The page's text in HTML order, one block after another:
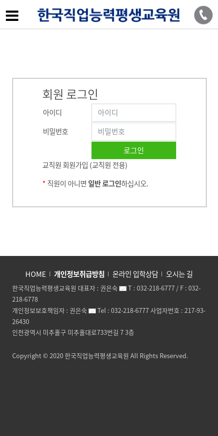
회원 로그인
아이디
비밀번호
교직원 회원가입 (교직원 전용)
* 직원이 아니면 일반 로그인하십시오.
HOME 개인정보취급방침 온라인 입학상담 오시는 길
한국직업능력평생교육원 대표자 : 권은숙 T : 032-218-6777 / F : 032-
218-6778
개인정보보호책임자 : 권은숙 Tel : 032-218-6777사업자번호 : 217-93-
26430
인천광역시 미추홀구 미추홀대로733번길 7 3층
Copyright © 2020한국직업능력평생교육원 All Rights Reserved.